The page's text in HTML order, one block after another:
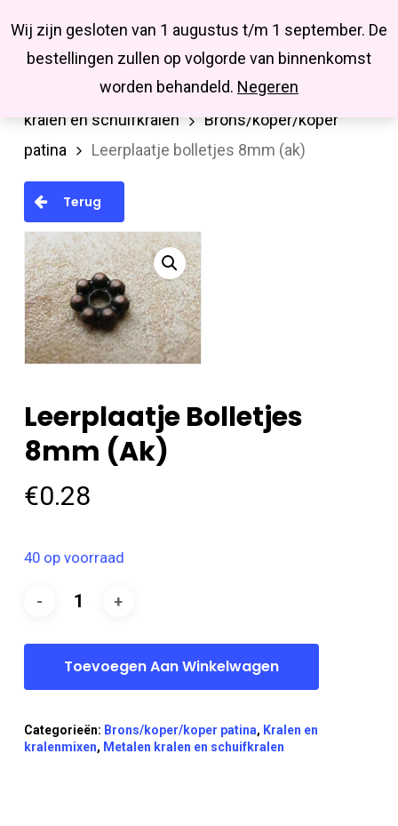
Wij zijn gesloten van 1 augustus t/m 1 september. De
bestellingen zullen op volgorde van binnenkomst
worden behandeld. Negeren
main
Missbluesieraden
searchaccount
Kralen en kralenmixen
Metalen
kralen en schuifkralen
Brons/koper/koper
patina
Leerplaatje bolletjes 8mm (ak)
Terug
Leerplaatje Bolletjes
8mm (ak)
€0.28
40 op voorraad
Toevoegen Aan Winkelwagen
Categorieën: Brons/koper/koper patina, Kralen en
kralenmixen, Metalen kralen en schuifkralen
Close